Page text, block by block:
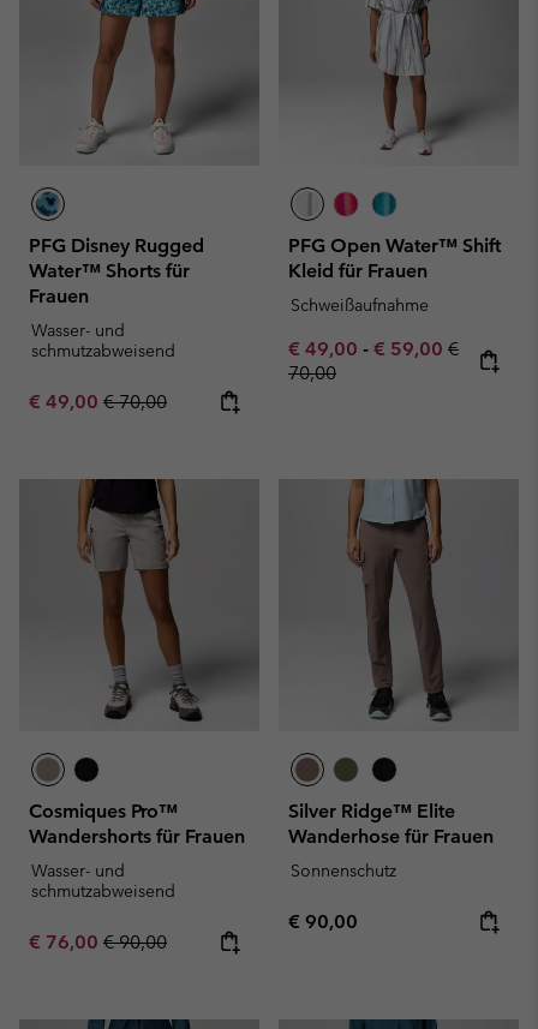
PFG Disney Rugged
Water™ Shorts für
Frauen
Wasser- und
schmutzabweisend
Sale price:
€ 49,00 Regular price:
€ 70,00
PFG Open Water™ Shift
Kleid für Frauen
Schweißaufnahme
Minimum sale price:
€ 49,00 - Maximum sale
€ 59,00 Regular
€
70,00
Cosmiques Pro™
Wandershorts für Frauen
Wasser- und
schmutzabweisend
Sale price:
€ 76,00 Regular price:
€ 90,00
Silver Ridge™ Elite
Wanderhose für Frauen
Sonnenschutz
Regular price:
€ 90,00